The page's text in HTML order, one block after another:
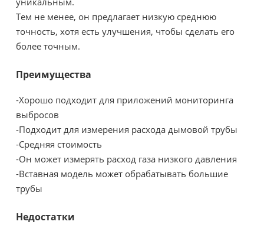
Тем не менее, он предлагает низкую среднюю
точность, хотя есть улучшения, чтобы сделать его
более точным.
Преимущества
-Хорошо подходит для приложений мониторинга
выбросов
-Подходит для измерения расхода дымовой трубы
-Средняя стоимость
-Он может измерять расход газа низкого давления
-Вставная модель может обрабатывать большие
трубы
Недостатки